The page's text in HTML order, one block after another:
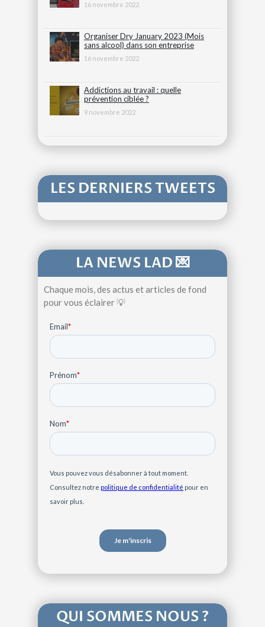
16 novembre 2022
Organiser Dry January 2023 (Mois
sans alcool) dans son entreprise
16 novembre 2022
Addictions au travail : quelle
prévention ciblée ?
9 novembre 2022
LES DERNIERS TWEETS
LA NEWS LAD 💌
Chaque mois, des actus et articles de fond
pour vous éclairer 💡
QUI SOMMES NOUS ?